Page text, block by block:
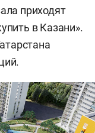
приходят
в Казани».